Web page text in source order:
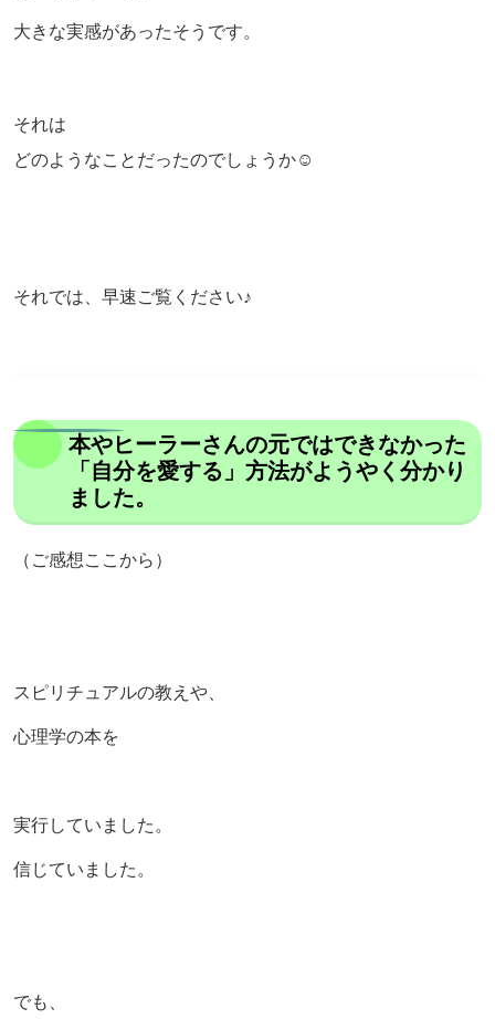
大きな実感があったそうです。
それは
どのようなことだったのでしょうか☺
それでは、早速ご覧ください♪
本やヒーラーさんの元ではできなかった
「自分を愛する」方法がようやく分かり
ました。
（ご感想ここから）
スピリチュアルの教えや、
心理学の本を
実行していました。
信じていました。
でも、